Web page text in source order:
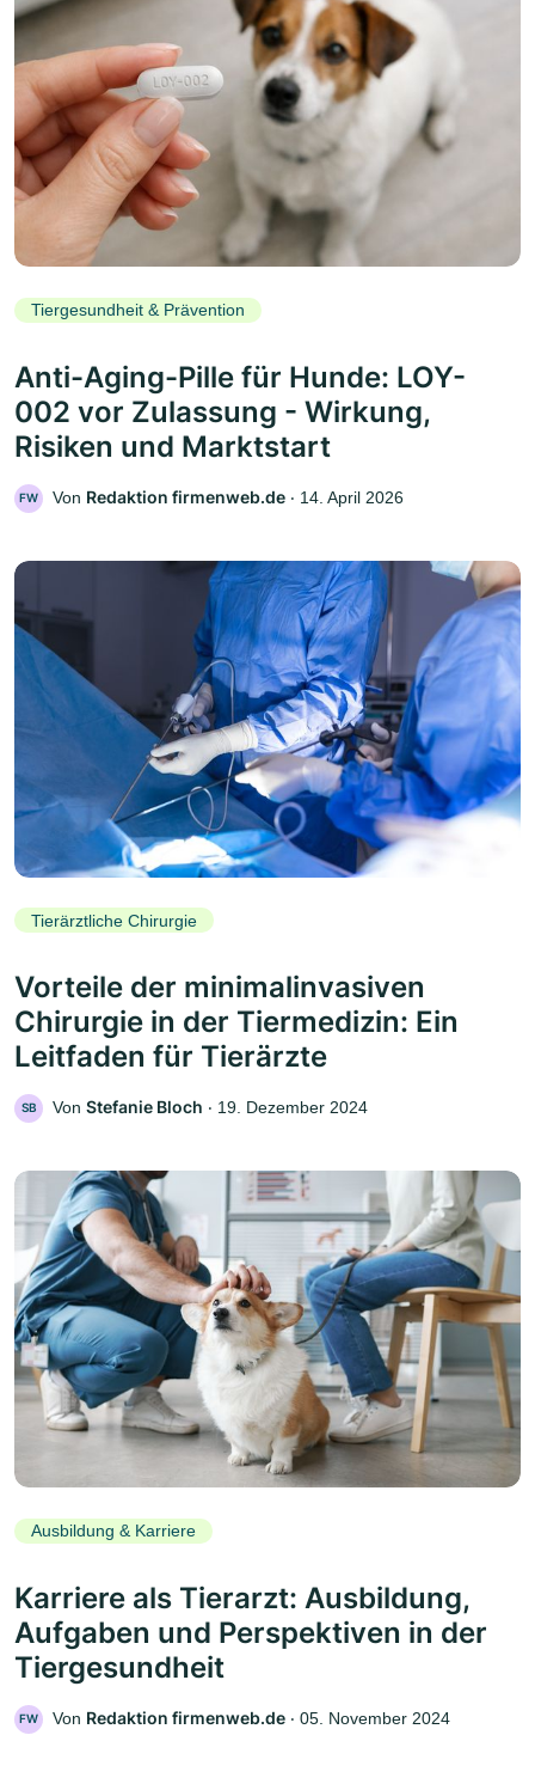
Tiergesundheit & Prävention
Anti-Aging-Pille für Hunde: LOY-
002 vor Zulassung - Wirkung,
Risiken und Marktstart
FW Von Redaktion firmenweb.de ‧ 14. April 2026
Tierärztliche Chirurgie
Vorteile der minimalinvasiven
Chirurgie in der Tiermedizin: Ein
Leitfaden für Tierärzte
SB Von Stefanie Bloch ‧ 19. Dezember 2024
Ausbildung & Karriere
Karriere als Tierarzt: Ausbildung,
Aufgaben und Perspektiven in der
Tiergesundheit
FW Von Redaktion firmenweb.de ‧ 05. November 2024